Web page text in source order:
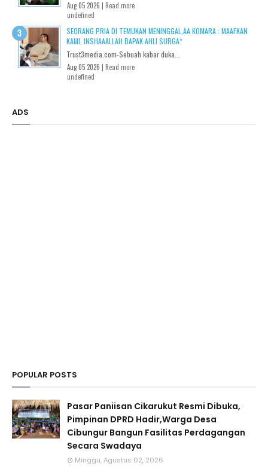
Aug 05 2026 | Read more
undefined
SEORANG PRIA DI TEMUKAN MENINGGAL,AA KOMARA : MAAFKAN
KAMI, INSHAAALLAH BAPAK AHLI SURGA*
Trust3media.com-Sebuah kabar duka...
Aug 05 2026 | Read more
undefined
ADS
POPULAR POSTS
Pasar Paniisan Cikarukut Resmi Dibuka,
Pimpinan DPRD Hadir,Warga Desa
Cibungur Bangun Fasilitas Perdagangan
Secara Swadaya
Minggu, Agustus 02, 2026